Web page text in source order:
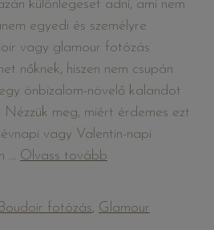
különlegeset adni, ami nem
egyedi és személyre
vagy glamour fotózás
nőknek, hiszen nem csupán
önbizalom-növelő kalandot
Nézzük meg, miért érdemes ezt
vagy Valentin-napi
… Olvass tovább
Boudoir fotózás, Glamour